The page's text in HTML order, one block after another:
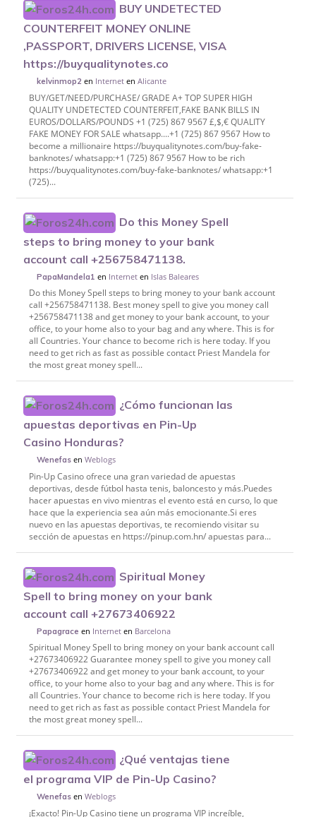
BUY UNDETECTED
COUNTERFEIT MONEY ONLINE
,PASSPORT, DRIVERS LICENSE, VISA
https://buyqualitynotes.co
kelvinmop2 en Internet enAlicante
BUY/GET/NEED/PURCHASE/ GRADE A+ TOP SUPER HIGH
QUALITY UNDETECTED COUNTERFEIT,FAKE BANK BILLS IN
EUROS/DOLLARS/POUNDS +1 (725) 867 9567 £,$,€ QUALITY
FAKE MONEY FOR SALE whatsapp....+1 (725) 867 9567 How to
become a millionaire https://buyqualitynotes.com/buy-fake-
banknotes/ whatsapp:+1 (725) 867 9567 How to be rich
https://buyqualitynotes.com/buy-fake-banknotes/ whatsapp:+1
(725)...
Do this Money Spell
steps to bring money to your bank
account call +256758471138.
PapaMandela1 en Internet en Islas Baleares
Do this Money Spell steps to bring money to your bank account
call +256758471138. Best money spell to give you money call
+256758471138 and get money to your bank account, to your
office, to your home also to your bag and any where. This is for
all Countries. Your chance to become rich is here today. If you
need to get rich as fast as possible contact Priest Mandela for
the most great money spell...
¿Cómo funcionan las
apuestas deportivas en Pin-Up
Casino Honduras?
Wenefas enWeblogs
Pin-Up Casino ofrece una gran variedad de apuestas
deportivas, desde fútbol hasta tenis, baloncesto y más.Puedes
hacer apuestas en vivo mientras el evento está en curso, lo que
hace que la experiencia sea aún más emocionante.Si eres
nuevo en las apuestas deportivas, te recomiendo visitar su
sección de apuestas en https://pinup.com.hn/ apuestas para...
Spiritual Money
Spell to bring money on your bank
account call +27673406922
Papagrace en Internet en Barcelona
Spiritual Money Spell to bring money on your bank account call
+27673406922 Guarantee money spell to give you money call
+27673406922 and get money to your bank account, to your
office, to your home also to your bag and any where. This is for
all Countries. Your chance to become rich is here today. If you
need to get rich as fast as possible contact Priest Mandela for
the most great money spell...
¿Qué ventajas tiene
el programa VIP de Pin-Up Casino?
Wenefas enWeblogs
¡Exacto! Pin-Up Casino tiene un programa VIP increíble,